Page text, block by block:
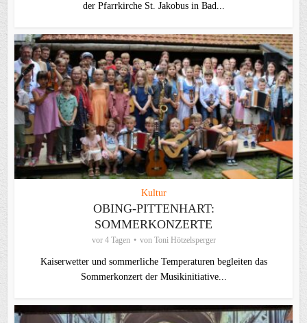
der Pfarrkirche St. Jakobus in Bad...
Kultur
OBING-PITTENHART:
SOMMERKONZERTE
vor 4 Tagen von Toni Hötzelsperger
Kaiserwetter und sommerliche Temperaturen begleiten das
Sommerkonzert der Musikinitiative...